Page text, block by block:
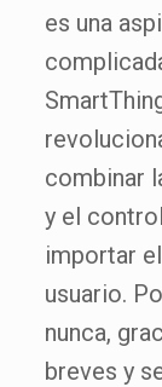
es una
combinar
y el
importar
usuario.
nunca,
breves y